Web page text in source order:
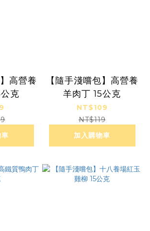
高營養
克
【隨手淺嚐包】高營養
羊肉丁 15公克
NT$109
NT$119
加入購物車